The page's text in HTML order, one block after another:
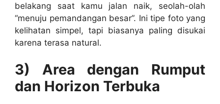
belakang saat kamu jalan naik, seolah-olah
“menuju pemandangan besar”. Ini tipe foto yang
kelihatan simpel, tapi biasanya paling disukai
karena terasa natural.
3) Area dengan Rumput
dan Horizon Terbuka